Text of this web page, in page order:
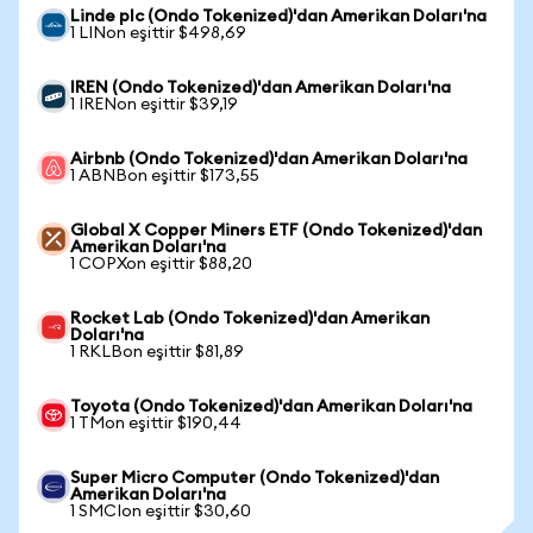
Linde plc (Ondo Tokenized)'dan Amerikan Doları'na
1 LINon eşittir $498,69
IREN (Ondo Tokenized)'dan Amerikan Doları'na
1 IRENon eşittir $39,19
Airbnb (Ondo Tokenized)'dan Amerikan Doları'na
1 ABNBon eşittir $173,55
Global X Copper Miners ETF (Ondo Tokenized)'dan
Amerikan Doları'na
1 COPXon eşittir $88,20
Rocket Lab (Ondo Tokenized)'dan Amerikan
Doları'na
1 RKLBon eşittir $81,89
Toyota (Ondo Tokenized)'dan Amerikan Doları'na
1 TMon eşittir $190,44
Super Micro Computer (Ondo Tokenized)'dan
Amerikan Doları'na
1 SMCIon eşittir $30,60